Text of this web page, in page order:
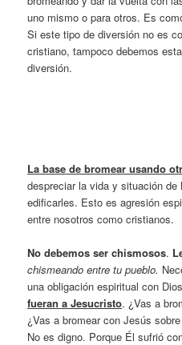
uno mismo o para otros. Es
Si este tipo de diversión no es
cristiano, tampoco debemos
diversión.
La base de bromear usando
despreciar la vida y situación
edificarles. Esto es agresión
entre nosotros como cristianos.
No debemos ser chismosos.
chismeando entre tu pueblo.
una obligación espiritual con
fueran a Jesucristo. ¿Vas a
¿Vas a bromear con Jesús
No es digno. Porque Él sufrió